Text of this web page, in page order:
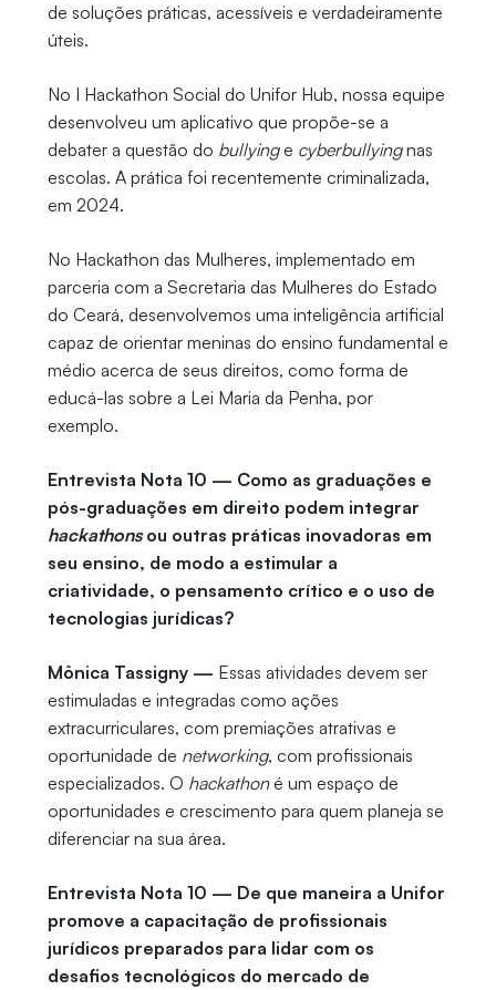
de soluções práticas, acessíveis e verdadeiramente
úteis.
No I Hackathon Social do Unifor Hub, nossa equipe
desenvolveu um aplicativo que propõe-se a
debater a questão do bullyinge cyberbullyingnas
escolas. A prática foi recentemente criminalizada,
em 2024.
No Hackathon das Mulheres, implementado em
parceria com a Secretaria das Mulheres do Estado
do Ceará, desenvolvemos uma inteligência artificial
capaz de orientar meninas do ensino fundamental e
médio acerca de seus direitos, como forma de
educá-las sobre a Lei Maria da Penha, por
exemplo.
Entrevista Nota 10 — Como as graduações e
pós-graduações em direito podem integrar
hackathonsou outras práticas inovadoras em
seu ensino, de modo a estimular a
criatividade, o pensamento crítico e o uso de
tecnologias jurídicas?
Mônica Tassigny — Essas atividades devem ser
estimuladas e integradas como ações
extracurriculares, com premiações atrativas e
oportunidade de networking, com profissionais
especializados. O hackathoné um espaço de
oportunidades e crescimento para quem planeja se
diferenciar na sua área.
Entrevista Nota 10 — De que maneira a Unifor
promove a capacitação de profissionais
jurídicos preparados para lidar com os
desafios tecnológicos do mercado de